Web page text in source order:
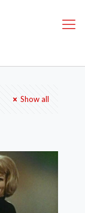
Show all